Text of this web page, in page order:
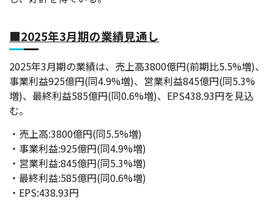
■2025年3月期の業績見通し
2025年3月期の業績は、売上高3800億円(前期比5.5%増)、
事業利益925億円(同4.9%増)、営業利益845億円(同5.3%
増)、最終利益585億円(同0.6%増)、EPS438.93円を見込
む。
・売上高:3800億円(同5.5%増)
・事業利益:925億円(同4.9%増)
・営業利益:845億円(同5.3%増)
・最終利益:585億円(同0.6%増)
・EPS:438.93円